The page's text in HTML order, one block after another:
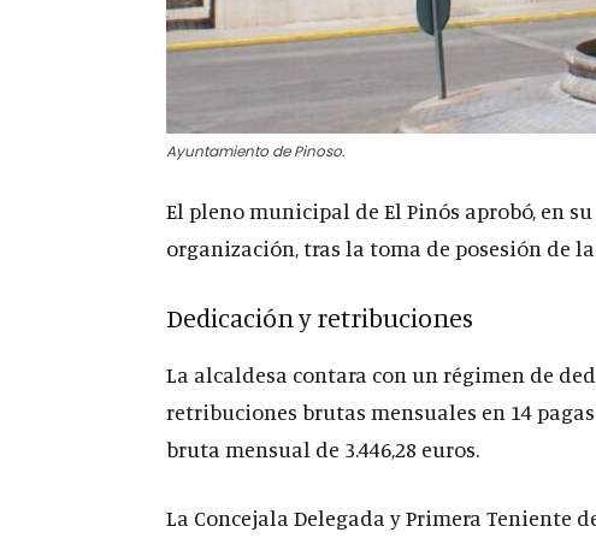
Ayuntamiento de Pinoso.
El pleno municipal de El Pinós aprobó, en
organización, tras la toma de posesión de
Dedicación y retribuciones
La alcaldesa contara con un régimen de
retribuciones brutas mensuales en 14
bruta mensual de 3.446,28 euros.
La Concejala Delegada y Primera Teniente